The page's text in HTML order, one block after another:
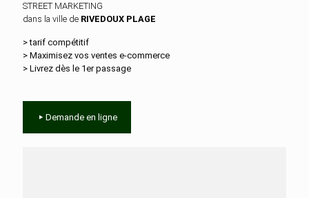
STREET MARKETING
dans la ville de RIVEDOUX PLAGE
> tarif compétitif
> Maximisez vos ventes e‑commerce
> Livrez dès le 1er passage
Demande en ligne